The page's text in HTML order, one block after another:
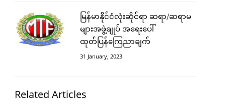
မြန်မာနိုင်ငံလုံးဆိုင်ရာ ဆရာ/ဆရာမ
များအဖွဲ့ချုပ် အရေးပေါ်
ထုတ်ပြန်ကြေညာချက်
31 January, 2023
Related Articles